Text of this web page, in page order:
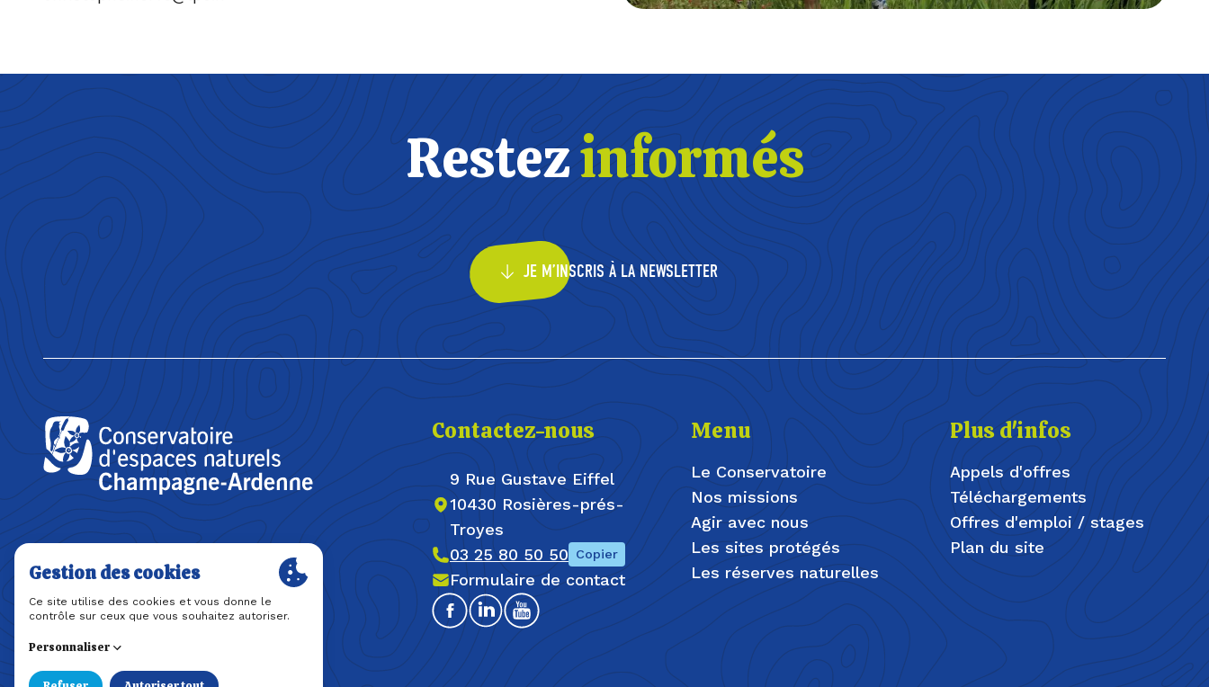
Restezinformés
JE M’INSCRIS À LA NEWSLETTER
Contactez-nous
9 Rue Gustave Eiffel
10430 Rosières-prés-
Troyes
03 25 80 50 50
Copier
Formulaire de contact
FacebookLinkedinYoutube
Menu
Le Conservatoire
Nos missions
Agir avec nous
Les sites protégés
Les réserves naturelles
Plus d'infos
Appels d'offres
Téléchargements
Offres d'emploi / stages
Plan du site